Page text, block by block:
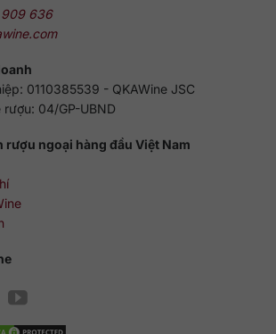
636
0110385539 - QKAWine JSC
04/GP-UBND
rượu ngoại hàng đầu Việt Nam